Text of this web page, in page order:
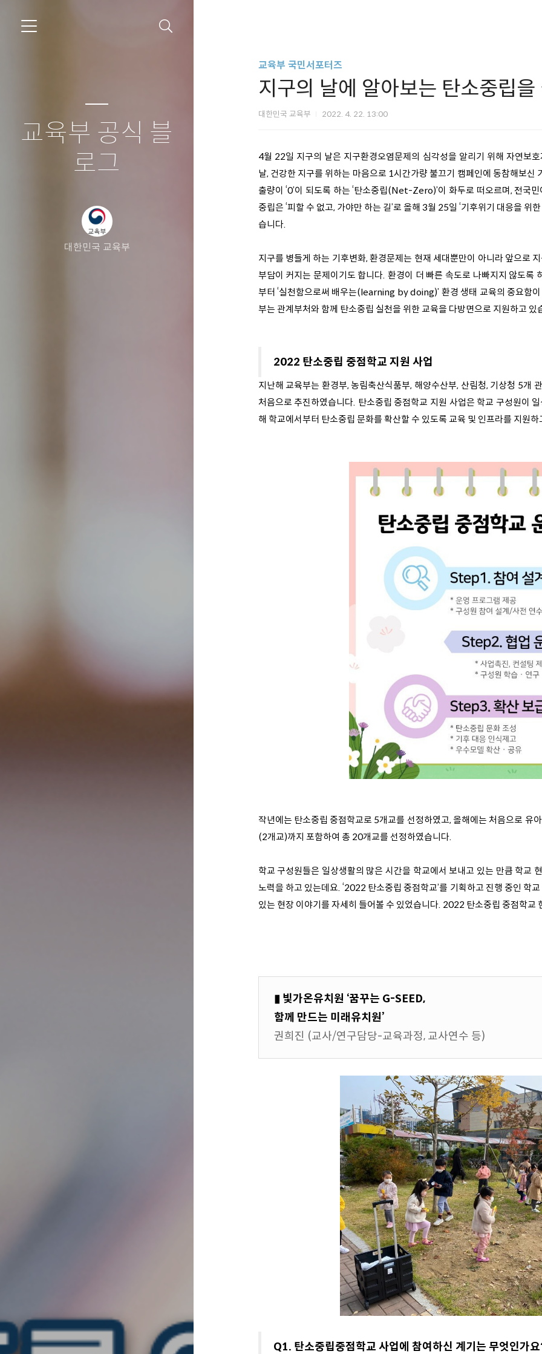
교육부 공식 블
로그
대한민국 교육부
교육부 국민서포터즈
지구의 날에 알아보는 탄소중립
대한민국 교육부 2022. 4. 22. 13:00
4월 22일 지구의 날은 지구환경오염문제의 심각성을 알리기 위해 자연보
날, 건강한 지구를 위하는 마음으로 1시간가량 불끄기 캠페인에 동참해보신
출량이 ‘0’이 되도록 하는 ‘탄소중립(Net-Zero)’이 화두로 떠오르며, 전국
중립은 ‘피할 수 없고, 가야만 하는 길’로 올해 3월 25일 ‘기후위기 대응을 위
습니다.
지구를 병들게 하는 기후변화, 환경문제는 현재 세대뿐만이 아니라 앞으로
부담이 커지는 문제이기도 합니다. 환경이 더 빠른 속도로 나빠지지 않도록
부터 ‘실천함으로써 배우는(learning by doing)’ 환경 생태 교육의 중요함
부는 관계부처와 함께 탄소중립 실천을 위한 교육을 다방면으로 지원하고 있
2022 탄소중립 중점학교 지원 사업
지난해 교육부는 환경부, 농림축산식품부, 해양수산부, 산림청, 기상청 5개
처음으로 추진하였습니다. 탄소중립 중점학교 지원 사업은 학교 구성원이
해 학교에서부터 탄소중립 문화를 확산할 수 있도록 교육 및 인프라를 지원
작년에는 탄소중립 중점학교로 5개교를 선정하였고, 올해에는 처음으로 유
(2개교)까지 포함하여 총 20개교를 선정하였습니다.
학교 구성원들은 일상생활의 많은 시간을 학교에서 보내고 있는 만큼 학교
노력을 하고 있는데요. ‘2022 탄소중립 중점학교’를 기획하고 진행 중인 학
있는 현장 이야기를 자세히 들어볼 수 있었습니다. 2022 탄소중립 중점학교
▮ 빛가온유치원 ‘꿈꾸는 G-SEED,
함께 만드는 미래유치원’
권희진 (교사/연구담당-교육과정, 교사연수 등)
Q1. 탄소중립중점학교 사업에 참여하신 계기는 무엇인가